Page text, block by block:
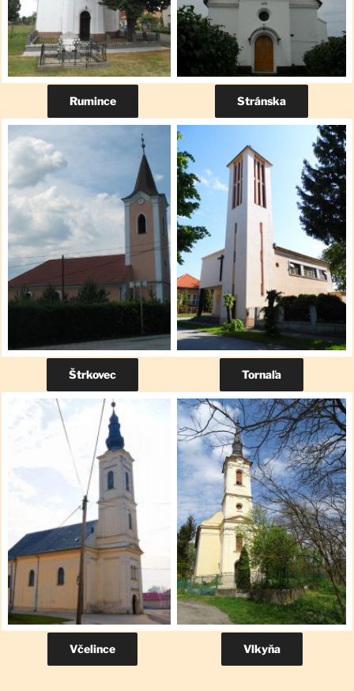
Rumince Stránska
Štrkovec Tornaľa
Včelince Vlkyňa